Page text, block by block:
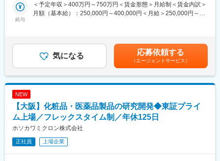
・学会参加等による、最新技術・素材・成分情報の収集
・特許調査およびモニタリング、および必要に応じた出願申請
■ポジションの魅力：
◎経営に近い環境で、ビジネスの全体像を俯瞰しながら成長でき
る環境です！
◎自社処方×ODM/OEMの両輪でスキルが広がります！
理系分野の基礎知識を活かし、2～3名で構成される少人数チーム
で連携しながら、実験やデータ管理、環境維持など研究支援業務
＜具体的に＞
・専用機器を使用した細胞培養および調製業務
・培養プロセスや実験データの記録（紙・電子システム両対応）
・研究室や機器の清掃、衛生管理、作業エリアの環境維持
業
・チーム内での業務進捗共有や事務・運用業務（Outlook、Teams
等のITツール活用）
【年収例】
420万円／25歳
500万円／30歳
給与
＜予定年収＞400万円～750万円＜賃金形態＞月給制＜賃金内訳＞
月額（基本給）：250,000円～400,000円＜月給＞250,000円～
績による）賃金はあくまでも目安の金額であり、選考を通じて上
下する可能性があります。月給(月額)は固定手当を含めた表記で
気になる 応募依頼する
（エージェントサービス）
NEW
【大阪】化粧品・医薬品製品の研究開発◆東証プライ
ム上場／フレックスタイム制／年休125日
ホソカワミクロン株式会社
正社員 上場企業